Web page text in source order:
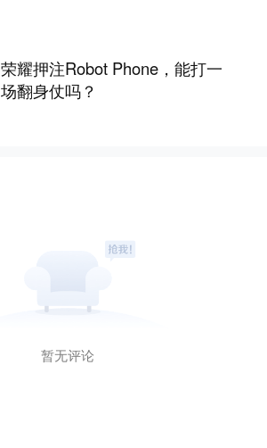
荣耀押注Robot Phone，能打一
场翻身仗吗？
暂无评论